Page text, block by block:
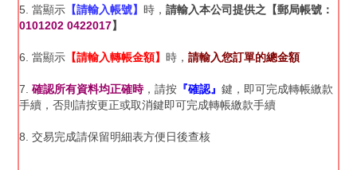
5. 當顯示 【請輸入帳號】 時， 請輸入本公司提供之【郵局帳號：
0101202 0422017】
6. 當顯示 【請輸入轉帳金額】 時， 請輸入您訂單的總金額
7. 確認所有資料均正確時，請按 『確認』 鍵，即可完成轉帳繳款
手續，否則請按更正或取消鍵即可完成轉帳繳款手續
8. 交易完成請保留明細表方便日後查核